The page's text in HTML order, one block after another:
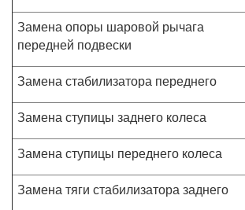
Замена опоры шаровой рычага
передней подвески
Замена стабилизатора переднего
Замена ступицы заднего колеса
Замена ступицы переднего колеса
Замена тяги стабилизатора заднего